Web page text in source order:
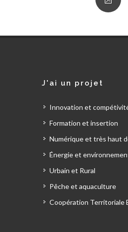
J'ai un projet
Innovation et
Formation et insertion
Numérique et très haut
Énergie et
Urbain et Rural
Pêche et aquaculture
Coopération Territoriale